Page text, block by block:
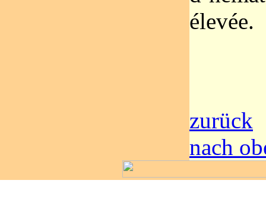
élevée.
zurück
nach